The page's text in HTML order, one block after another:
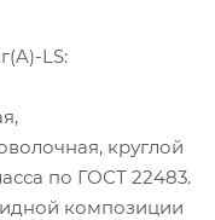
LS:
круглой
по ГОСТ 22483.
композиции